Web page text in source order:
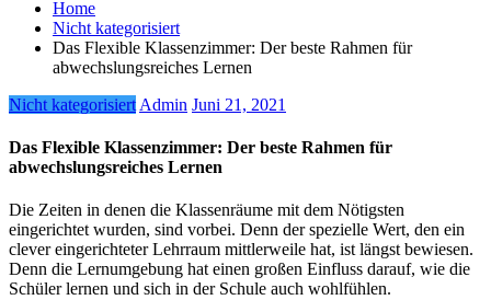
Home
Nicht kategorisiert
Das Flexible Klassenzimmer: Der beste Rahmen für
abwechslungsreiches Lernen
Nicht kategorisiert Admin Juni 21, 2021
Das Flexible Klassenzimmer: Der beste Rahmen für
abwechslungsreiches Lernen
Die Zeiten in denen die Klassenräume mit dem Nötigsten
eingerichtet wurden, sind vorbei. Denn der spezielle Wert, den ein
clever eingerichteter Lehrraum mittlerweile hat, ist längst bewiesen.
Denn die Lernumgebung hat einen großen Einfluss darauf, wie die
Schüler lernen und sich in der Schule auch wohlfühlen.